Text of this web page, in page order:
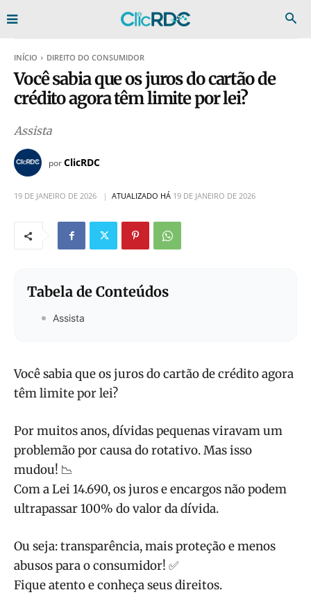
INÍCIO DIREITO DO CONSUMIDOR
Você sabia que os juros do cartão de
crédito agora têm limite por lei?
Assista
porClicRDC
19 DE JANEIRO DE 2026 ATUALIZADO HÁ 19 DE JANEIRO DE 2026
Tabela de Conteúdos
Assista
Você sabia que os juros do cartão de crédito agora
têm limite por lei?
Por muitos anos, dívidas pequenas viravam um
problemão por causa do rotativo. Mas isso
mudou! 📉
Com a Lei 14.690, os juros e encargos não podem
ultrapassar 100% do valor da dívida.
Ou seja: transparência, mais proteção e menos
abusos para o consumidor! ✅
Fique atento e conheça seus direitos.